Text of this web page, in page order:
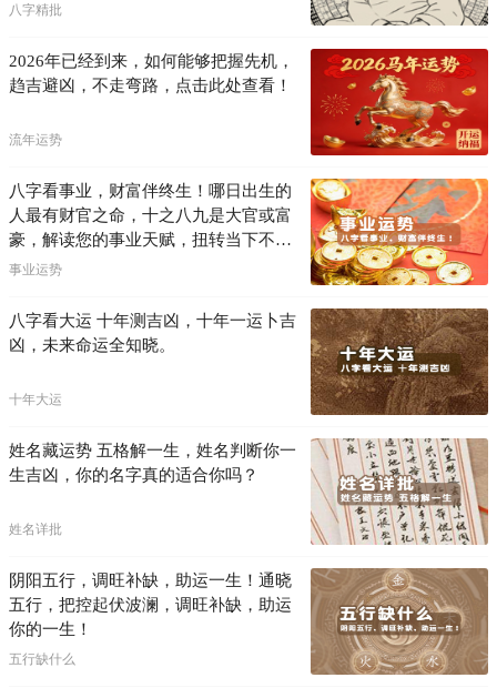
八字精批
2026年已经到来，如何能够把握先机，
趋吉避凶，不走弯路，点击此处查看！
流年运势
八字看事业，财富伴终生！哪日出生的
人最有财官之命，十之八九是大官或富
豪，解读您的事业天赋，扭转当下不利
困局！！
事业运势
八字看大运 十年测吉凶，十年一运卜吉
凶，未来命运全知晓。
十年大运
姓名藏运势 五格解一生，姓名判断你一
生吉凶，你的名字真的适合你吗？
姓名详批
阴阳五行，调旺补缺，助运一生！通晓
五行，把控起伏波澜，调旺补缺，助运
你的一生！
五行缺什么